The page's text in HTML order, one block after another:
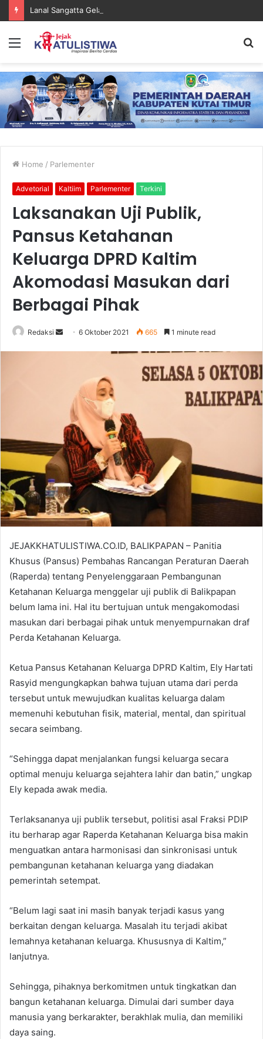
Menu
Home / Parlementer
Advetorial Kaltiim Parlementer Terkini
Laksanakan Uji Publik,
Pansus Ketahanan
Keluarga DPRD Kaltim
Akomodasi Masukan dari
Berbagai Pihak
Redaksi
Send6 Oktober 2021 665 1 minute read
JEJAKKHATULISTIWA.CO.ID, BALIKPAPAN – Panitia
Khusus (Pansus) Pembahas Rancangan Peraturan Daerah
(Raperda) tentang Penyelenggaraan Pembangunan
Ketahanan Keluarga menggelar uji publik di Balikpapan
belum lama ini. Hal itu bertujuan untuk mengakomodasi
masukan dari berbagai pihak untuk menyempurnakan draf
Perda Ketahanan Keluarga.
Ketua Pansus Ketahanan Keluarga DPRD Kaltim, Ely Hartati
Rasyid mengungkapkan bahwa tujuan utama dari perda
tersebut untuk mewujudkan kualitas keluarga dalam
memenuhi kebutuhan fisik, material, mental, dan spiritual
secara seimbang.
“Sehingga dapat menjalankan fungsi keluarga secara
optimal menuju keluarga sejahtera lahir dan batin,” ungkap
Ely kepada awak media.
Terlaksananya uji publik tersebut, politisi asal Fraksi PDIP
itu berharap agar Raperda Ketahanan Keluarga bisa makin
menguatkan antara harmonisasi dan sinkronisasi untuk
pembangunan ketahanan keluarga yang diadakan
pemerintah setempat.
“Belum lagi saat ini masih banyak terjadi kasus yang
berkaitan dengan keluarga. Masalah itu terjadi akibat
lemahnya ketahanan keluarga. Khususnya di Kaltim,”
lanjutnya.
Sehingga, pihaknya berkomitmen untuk tingkatkan dan
bangun ketahanan keluarga. Dimulai dari sumber daya
manusia yang berkarakter, berakhlak mulia, dan memiliki
daya saing.